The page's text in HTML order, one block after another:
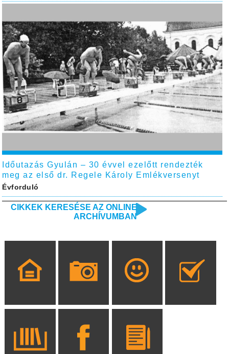
Időutazás Gyulán – 30 évvel ezelőtt rendezték
meg az első dr. Regele Károly Emlékversenyt
Évforduló
CIKKEK KERESÉSE AZ ONLINE
ARCHÍVUMBAN